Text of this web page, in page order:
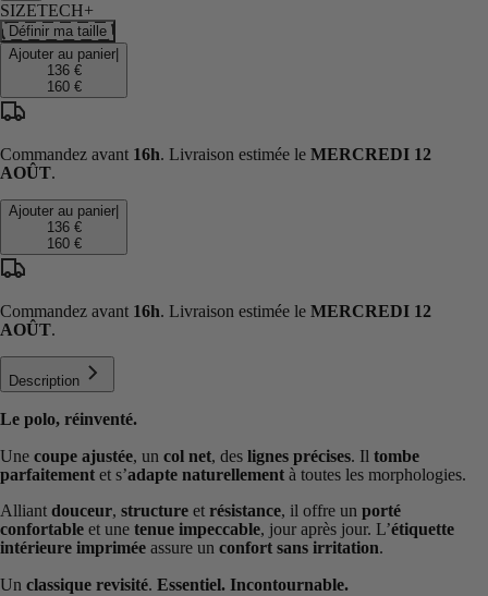
SIZETECH+
Définir ma taille
Ajouter au panier
136 €
160 €
Commandez avant 16h. Livraison estimée le MERCREDI 12
AOÛT.
Ajouter au panier
136 €
160 €
Commandez avant 16h. Livraison estimée le MERCREDI 12
AOÛT.
Description
Le polo, réinventé.
Une coupe ajustée, un col net, des lignes précises. Il tombe
parfaitement et s’adapte naturellement à toutes les morphologies.
Alliant douceur, structure et résistance, il offre un porté
confortable et une tenue impeccable, jour après jour. L’étiquette
intérieure imprimée assure un confort sans irritation.
Un classique revisité. Essentiel. Incontournable.